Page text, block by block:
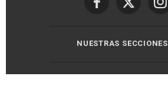
NUESTRAS SECCIONES